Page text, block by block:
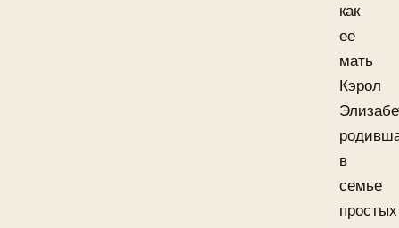
как
ее
мать
Кэрол
в
семье
простых